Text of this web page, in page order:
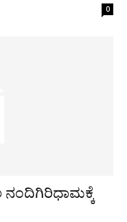
0
ನಂದಿಗಿರಿಧಾಮಕ್ಕೆ